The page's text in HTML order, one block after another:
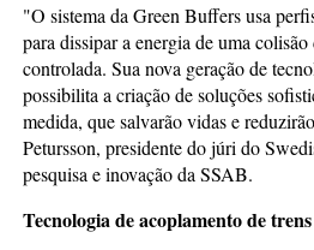
"O sistema da Green Buffers usa
para dissipar a energia de uma
controlada. Sua nova geração de
possibilita a criação de soluções
medida, que salvarão vidas e
Petursson, presidente do júri do
pesquisa e inovação da SSAB.
Tecnologia de acoplamento de